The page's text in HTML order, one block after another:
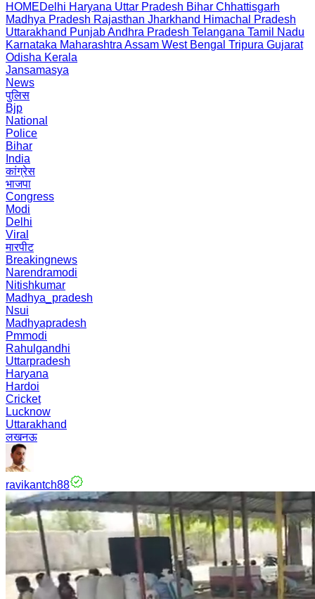
HOMEDelhi Haryana Uttar Pradesh Bihar Chhattisgarh
Madhya Pradesh Rajasthan Jharkhand Himachal Pradesh
Uttarakhand PunjabAndhra Pradesh Telangana Tamil Nadu
Karnataka Maharashtra Assam West Bengal Tripura Gujarat
Odisha Kerala
Jansamasya
News
पुलिस
Bjp
National
Police
Bihar
India
कांग्रेस
भाजपा
Congress
Modi
Delhi
Viral
मारपीट
Breakingnews
Narendramodi
Nitishkumar
Madhya_pradesh
Nsui
Madhyapradesh
Pmmodi
Rahulgandhi
Uttarpradesh
Haryana
Hardoi
Cricket
Lucknow
Uttarakhand
लखनऊ
ravikantch88